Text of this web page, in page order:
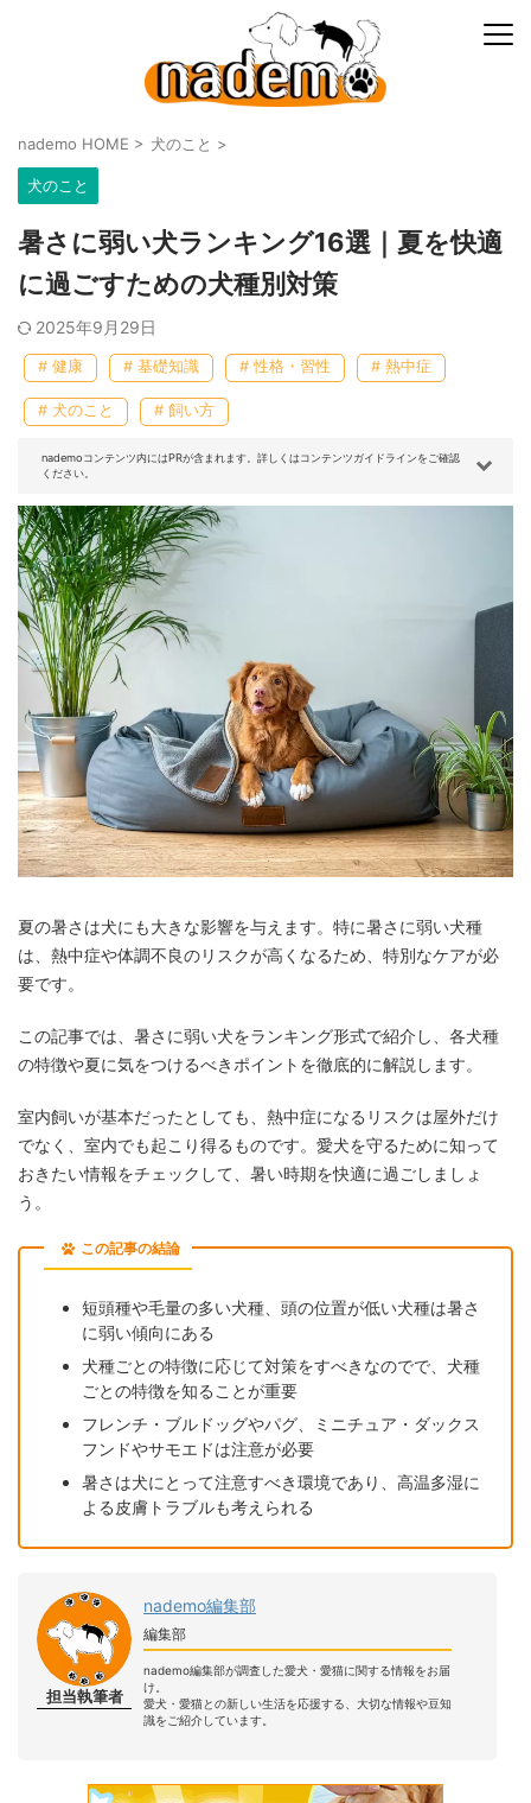
nademo HOME > 犬のこと >
犬のこと
暑さに弱い犬ランキング16選｜夏を快適
に過ごすための犬種別対策
2025年9月29日
# 健康 # 基礎知識 # 性格・習性 # 熱中症
# 犬のこと # 飼い方
nademoコンテンツ内にはPRが含まれます。詳しくはコンテンツガイドラインをご確認
ください。
夏の暑さは犬にも大きな影響を与えます。特に暑さに弱い犬種
は、熱中症や体調不良のリスクが高くなるため、特別なケアが必
要です。
この記事では、暑さに弱い犬をランキング形式で紹介し、各犬種
の特徴や夏に気をつけるべきポイントを徹底的に解説します。
室内飼いが基本だったとしても、熱中症になるリスクは屋外だけ
でなく、室内でも起こり得るものです。愛犬を守るために知って
おきたい情報をチェックして、暑い時期を快適に過ごしましょ
う。
この記事の結論
短頭種や毛量の多い犬種、頭の位置が低い犬種は暑さ
に弱い傾向にある
犬種ごとの特徴に応じて対策をすべきなのでで、犬種
ごとの特徴を知ることが重要
フレンチ・ブルドッグやパグ、ミニチュア・ダックス
フンドやサモエドは注意が必要
暑さは犬にとって注意すべき環境であり、高温多湿に
よる皮膚トラブルも考えられる
担当執筆者
nademo編集部
編集部
nademo編集部が調査した愛犬・愛猫に関する情報をお届
け。
愛犬・愛猫との新しい生活を応援する、大切な情報や豆知
識をご紹介しています。